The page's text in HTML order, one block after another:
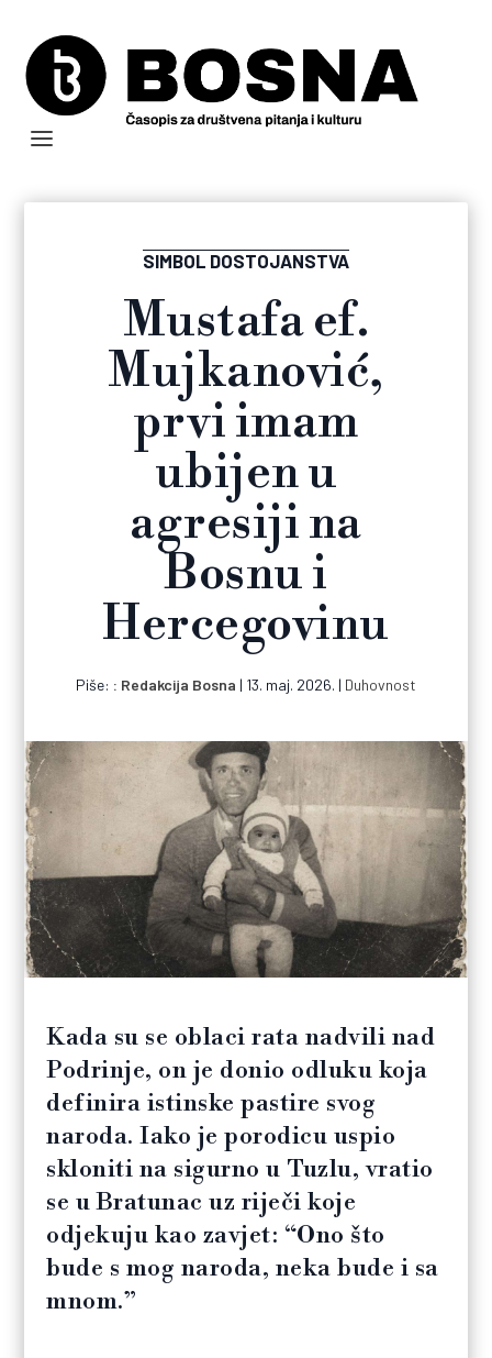
SIMBOL DOSTOJANSTVA
Mustafa ef.
Mujkanović,
prvi imam
ubijen u
agresiji na
Bosnu i
Hercegovinu
Piše: Redakcija Bosna | 13. maj. 2026. | Duhovnost
Kada su se oblaci rata nadvili nad
Podrinje, on je donio odluku koja
definira istinske pastire svog
naroda. Iako je porodicu uspio
skloniti na sigurno u Tuzlu, vratio
se u Bratunac uz riječi koje
odjekuju kao zavjet: “Ono što
bude s mog naroda, neka bude i sa
mnom.”